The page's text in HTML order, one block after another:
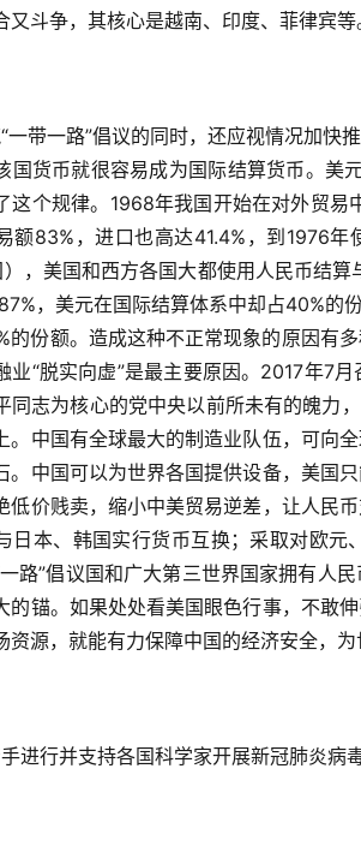
又斗争，其核心是越南、印度、菲律宾
一带一路”倡议的同时，还应视情况加快
国货币就很容易成为国际结算货币。美
这个规律。 1968年我国开始在对外贸易
额83% ，进口也高达41.4% ，到 1976年
，美国和西方各国大都使用人民币结算
，美元在国际结算体系中却占40%的
的份额。造成这种不正常现象的原因有
业“脱实向虚”是最主要原因。 2017年7月
同志为核心的党中央以前所未有的魄力
。中国有全球最大的制造业队伍，可向
。中国可以为世界各国提供设备，美国
低价贱卖，缩小中美贸易逆差，让人民
日本、韩国实行货币互换；采取对欧
路”倡议国和广大第三世界国家拥有人
的锚。如果处处看美国眼色行事，不敢
资源，就能有力保障中国的经济安全，
进行并支持各国科学家开展新冠肺炎病